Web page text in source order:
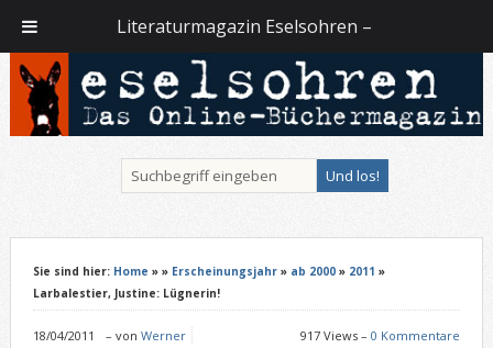
Sie sind hier: Home » » Erscheinungsjahr» ab 2000» 2011 »
Larbalestier, Justine: Lügnerin!
18/04/2011 – von Werner 917 Views –0 Kommentare
Literaturmagazin Eselsohren –